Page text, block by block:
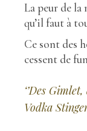
La peur de
qu’il faut à
Ce sont des
cessent de
‘’Des
Vodka